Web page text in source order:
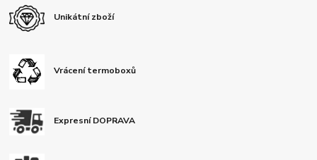
Unikátní zboží
Vrácení termoboxů
Expresní DOPRAVA